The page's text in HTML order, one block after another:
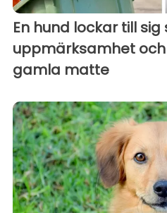
En hund lockar till
uppmärksamhet
gamla matte